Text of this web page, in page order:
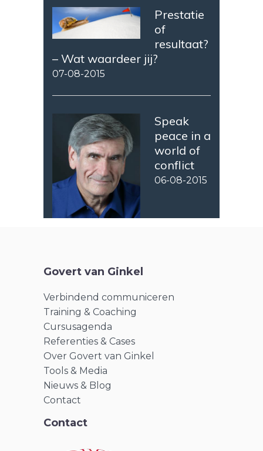
Prestatie
of
resultaat?
– Wat waardeer jij?
07-08-2015
Speak
peace in a
world of
conflict
06-08-2015
Govert van Ginkel
Verbindend communiceren
Training & Coaching
Cursusagenda
Referenties & Cases
Over Govert van Ginkel
Tools & Media
Nieuws & Blog
Contact
Contact